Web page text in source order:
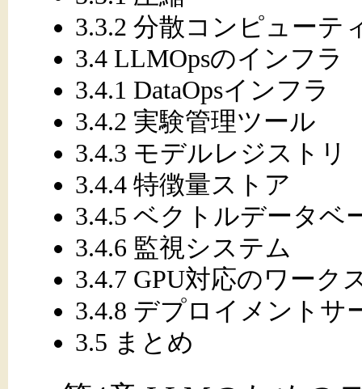
3.3.2 分散コンピューテ
3.4 LLMOpsのインフラ
3.4.1 DataOpsインフラ
3.4.2 実験管理ツール
3.4.3 モデルレジストリ
3.4.4 特徴量ストア
3.4.5 ベクトルデータベ
3.4.6 監視システム
3.4.7 GPU対応のワーク
3.4.8 デプロイメントサ
3.5 まとめ